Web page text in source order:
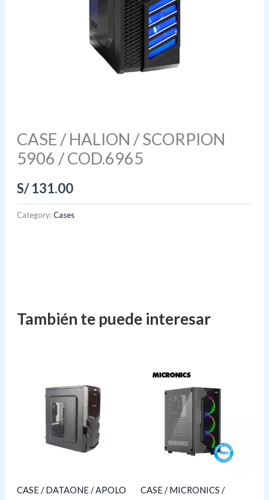
CASE / HALION / SCORPION
5906 / COD.6965
S/131.00
Category:Cases
CASE / DATAONE / APOLO
CASE / MICRONICS /